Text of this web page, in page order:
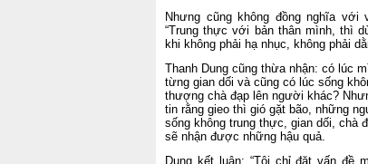
Nhưng cũng không đồng nghĩa
“Trung thực với bản thân mình, thì
khi không phải hạ nhục, không phải
Thanh Dung cũng thừa nhận: có lúc
từng gian dối và cũng có lúc sống
thượng chà đạp lên người khác?
tin rằng gieo thì gió gặt bão, những
sống không trung thực, gian dối, chà
sẽ nhận được những hậu quả.
Dung kết luận: “Tôi chỉ đặt vấn đề